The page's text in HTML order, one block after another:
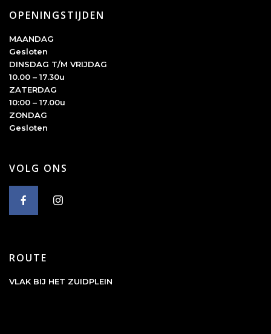
OPENINGSTIJDEN
MAANDAG
Gesloten
DINSDAG T/M VRIJDAG
10.00 – 17.30u
ZATERDAG
10:00 – 17.00u
ZONDAG
Gesloten
VOLG ONS
ROUTE
VLAK BIJ HET ZUIDPLEIN